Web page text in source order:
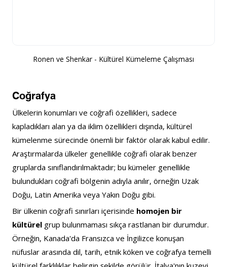
Ronen ve Shenkar - Kültürel Kümeleme Çalışması
Coğrafya
Ülkelerin konumları ve coğrafi özellikleri, sadece
kapladıkları alan ya da iklim özellikleri dışında, kültürel
kümelenme sürecinde önemli bir faktör olarak kabul edilir.
Araştırmalarda ülkeler genellikle coğrafi olarak benzer
gruplarda sınıflandırılmaktadır; bu kümeler genellikle
bulundukları coğrafi bölgenin adıyla anılır, örneğin Uzak
Doğu, Latin Amerika veya Yakın Doğu gibi.
Bir ülkenin coğrafi sınırları içerisinde homojen bir
kültürel grup bulunmaması sıkça rastlanan bir durumdur.
Örneğin, Kanada'da Fransızca ve İngilizce konuşan
nüfuslar arasında dil, tarih, etnik köken ve coğrafya temelli